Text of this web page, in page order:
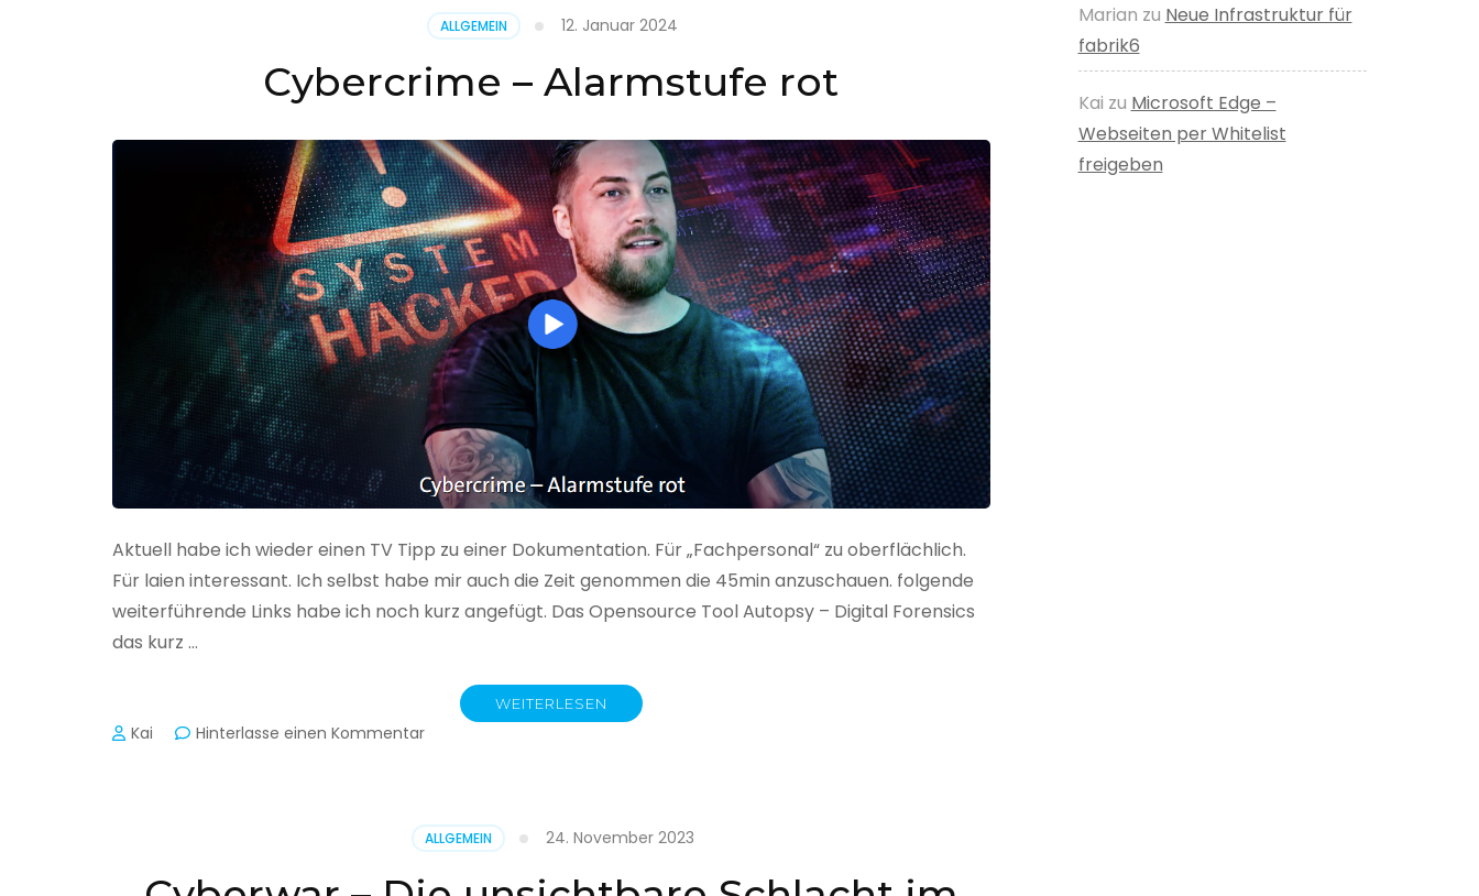
der
Produktion
ALLGEMEIN 12. Januar 2024
Cybercrime – Alarmstufe rot
Aktuell habe ich wieder einen TV Tipp zu einer Dokumentation. Für „Fachpersonal“ zu oberflächlich.
Für laien interessant. Ich selbst habe mir auch die Zeit genommen die 45min anzuschauen. folgende
weiterführende Links habe ich noch kurz angefügt. Das Opensource Tool Autopsy – Digital Forensics
das kurz …
WEITERLESEN
Kai Hinterlasse einen Kommentarzu
rot
ALLGEMEIN 24. November 2023
Marian zu Neue Infrastruktur für
fabrik6
Kai zu Microsoft Edge –
Webseiten per Whitelist
freigeben